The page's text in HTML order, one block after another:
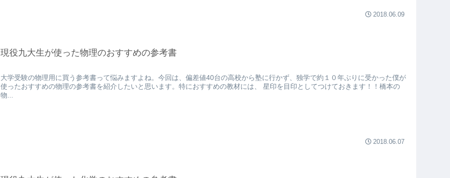
2018.06.09
現役九大生が使った物理のおすすめの参考書
大学受験の物理用に買う参考書って悩みますよね。今回は、偏差値40台の高校から塾に行かず、独学で約１０年ぶりに受かった僕が
使ったおすすめの物理の参考書を紹介したいと思います。特におすすめの教材には、 星印を目印としてつけておきます！！橋本の
物...
2018.06.07